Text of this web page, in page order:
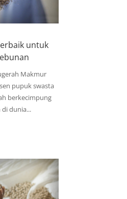
untuk
Makmur
pupuk swasta
berkecimpung
dunia...